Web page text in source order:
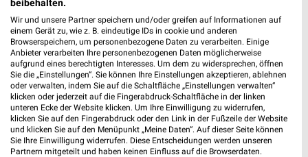
Jetzt alle "Urlaub & Reisen" Themen entdecken!
beibehalten.
Wir und unsere Partner speichern und/oder greifen auf Informationen auf
einem Gerät zu, wie z. B. eindeutige IDs in cookie und anderen
Browserspeichern, um personenbezogene Daten zu verarbeiten. Einige
Anbieter verarbeiten Ihre personenbezogenen Daten möglicherweise
aufgrund eines berechtigten Interesses. Um dem zu widersprechen, öffnen
Sie die „Einstellungen“. Sie können Ihre Einstellungen akzeptieren, ablehnen
oder verwalten, indem Sie auf die Schaltfläche „Einstellungen verwalten“
klicken oder jederzeit auf die Fingerabdruck-Schaltfläche in der linken
unteren Ecke der Website klicken. Um Ihre Einwilligung zu widerrufen,
klicken Sie auf den Fingerabdruck oder den Link in der Fußzeile der Website
und klicken Sie auf den Menüpunkt „Meine Daten“. Auf dieser Seite können
Sie Ihre Einwilligung widerrufen. Diese Entscheidungen werden unseren
Partnern mitgeteilt und haben keinen Einfluss auf die Browserdaten.